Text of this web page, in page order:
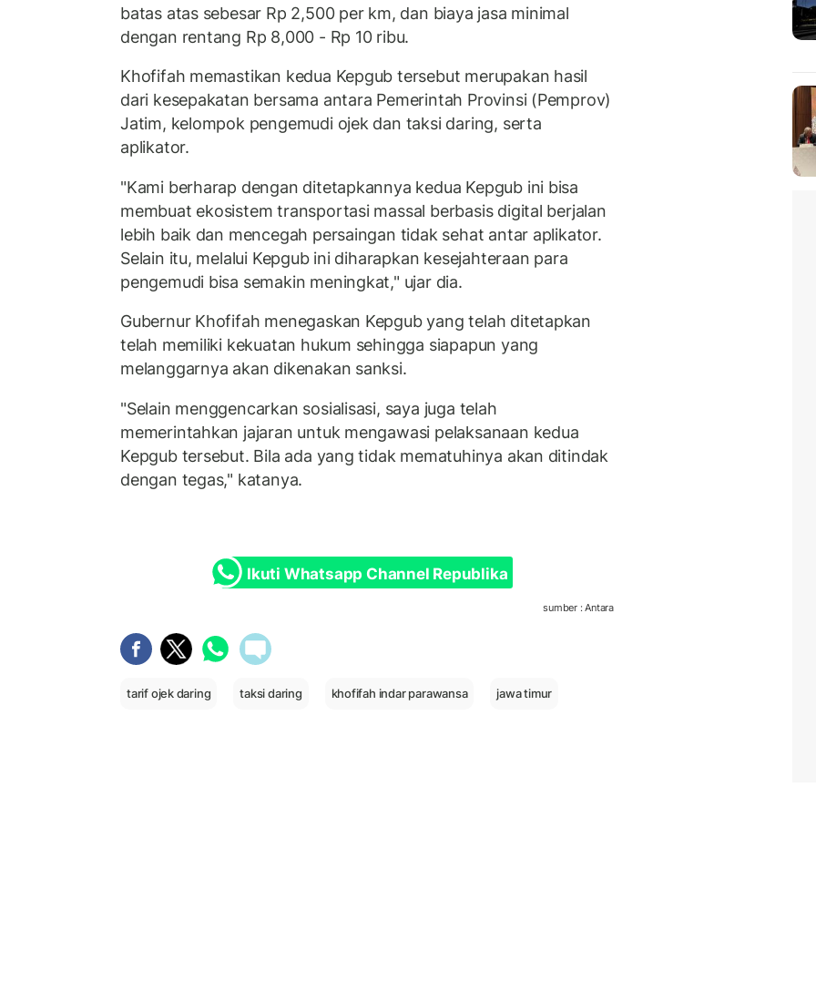
batas atas sebesar Rp 2,500 per km, dan biaya jasa minimal
dengan rentang Rp 8,000 - Rp 10 ribu.
Khofifah memastikan kedua Kepgub tersebut merupakan hasil
dari kesepakatan bersama antara Pemerintah Provinsi (Pemprov)
Jatim, kelompok pengemudi ojek dan taksi daring, serta
aplikator.
"Kami berharap dengan ditetapkannya kedua Kepgub ini bisa
membuat ekosistem transportasi massal berbasis digital berjalan
lebih baik dan mencegah persaingan tidak sehat antar aplikator.
Selain itu, melalui Kepgub ini diharapkan kesejahteraan para
pengemudi bisa semakin meningkat," ujar dia.
Gubernur Khofifah menegaskan Kepgub yang telah ditetapkan
telah memiliki kekuatan hukum sehingga siapapun yang
melanggarnya akan dikenakan sanksi.
"Selain menggencarkan sosialisasi, saya juga telah
memerintahkan jajaran untuk mengawasi pelaksanaan kedua
Kepgub tersebut. Bila ada yang tidak mematuhinya akan ditindak
dengan tegas," katanya.
Ikuti Whatsapp Channel Republika
sumber : Antara
tarif ojek daring taksi daring khofifah indar parawansa jawa timur